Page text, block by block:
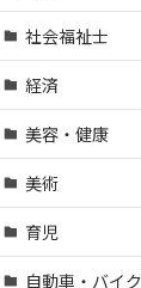
社会福祉士
経済
美容・健康
美術
育児
自動車・バイク